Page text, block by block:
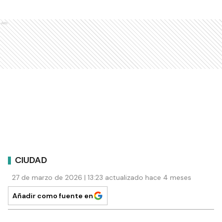
Ads
CIUDAD
27 de marzo de 2026 | 13:23 actualizado hace 4 meses
Añadir como fuente en